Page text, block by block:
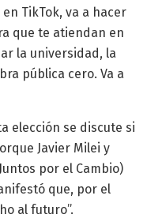
TikTok, va a hacer
que te atiendan en
la universidad, la
pública cero. Va a
elección se discute si
Javier Milei y
por el Cambio)
que, por el
al futuro”.